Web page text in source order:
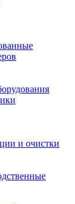
и очистки